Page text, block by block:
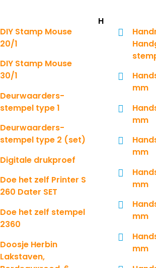
DIY Stamp Mouse
20/1
DIY Stamp Mouse
30/1
Deurwaarders-
stempel type 1
Deurwaarders-
stempel type 2 (set)
Digitale drukproef
Doe het zelf Printer S
260 Dater SET
Doe het zelf stempel
2360
Doosje Herbin
Lakstaven,
H
mm
mm
mm
mm
mm
mm